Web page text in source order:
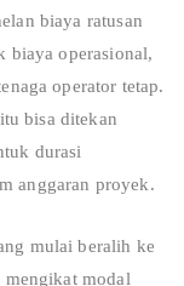
biaya ratusan
biaya operasional,
operator tetap.
bisa ditekan
durasi
anggaran proyek.
mulai beralih ke
modal